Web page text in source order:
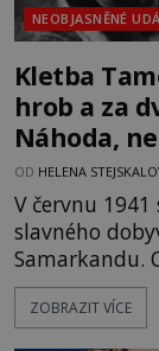
NEOBJASNĚNÉ
Kletba
hrob a za
Náhoda,
OD HELENA
V červnu
slavného
Samarkandu.
Německo
Sovětský
ZOBRAZIT VÍCE